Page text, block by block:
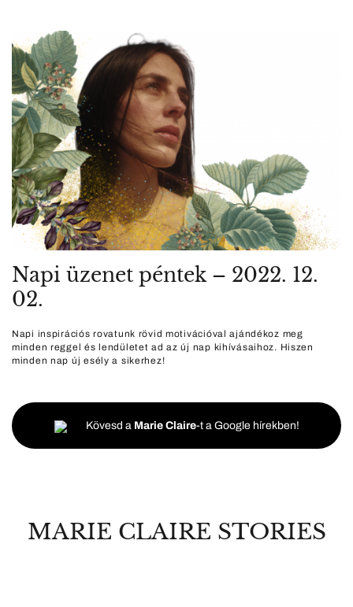
Napi üzenet péntek – 2022. 12.
02.
Napi inspirációs rovatunk rövid motivációval ajándékoz meg
minden reggel és lendületet ad az új nap kihívásaihoz. Hiszen
minden nap új esély a sikerhez!
Kövesd a Marie Claire-t a Google hírekben!
MARIE CLAIRE STORIES